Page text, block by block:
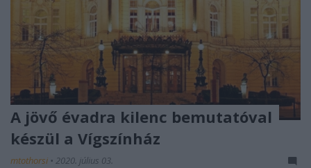
A jövő évadra kilenc bemutatóval
készül a Vígszínház
mtothorsi • 2020. július 03.